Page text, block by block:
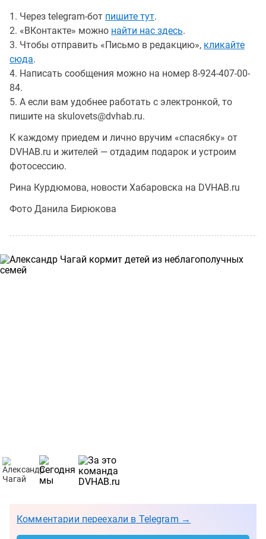
1. Через telegram-бот пишите тут.
2. «ВКонтакте» можно найти нас здесь.
3. Чтобы отправить «Письмо в редакцию», кликайте
сюда.
4. Написать сообщения можно на номер 8-924-407-00-
84.
5. А если вам удобнее работать с электронкой, то
пишите на skulovets@dvhab.ru.
К каждому приедем и лично вручим «спасябку» от
DVHAB.ru и жителей — отдадим подарок и устроим
фотосессию.
Рина Курдюмова, новости Хабаровска на DVHAB.ru
Фото Данила Бирюкова
Комментарии переехали в Telegram →